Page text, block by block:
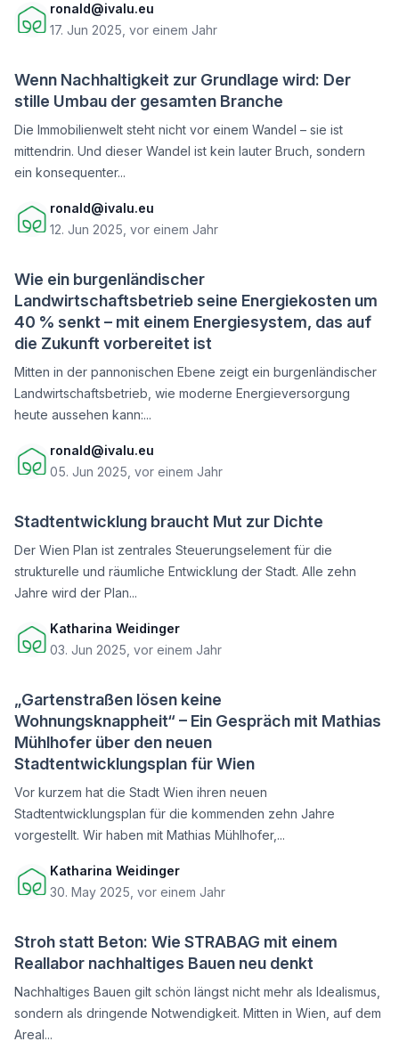
ronald@ivalu.eu
17. Jun 2025, vor einem Jahr
Wenn Nachhaltigkeit zur Grundlage wird: Der
stille Umbau der gesamten Branche
Die Immobilienwelt steht nicht vor einem Wandel – sie ist
mittendrin. Und dieser Wandel ist kein lauter Bruch, sondern
ein konsequenter...
ronald@ivalu.eu
12. Jun 2025, vor einem Jahr
Wie ein burgenländischer
Landwirtschaftsbetrieb seine Energiekosten um
40 % senkt – mit einem Energiesystem, das auf
die Zukunft vorbereitet ist
Mitten in der pannonischen Ebene zeigt ein burgenländischer
Landwirtschaftsbetrieb, wie moderne Energieversorgung
heute aussehen kann:...
ronald@ivalu.eu
05. Jun 2025, vor einem Jahr
Stadtentwicklung braucht Mut zur Dichte
Der Wien Plan ist zentrales Steuerungselement für die
strukturelle und räumliche Entwicklung der Stadt. Alle zehn
Jahre wird der Plan...
Katharina Weidinger
03. Jun 2025, vor einem Jahr
„Gartenstraßen lösen keine
Wohnungsknappheit“ – Ein Gespräch mit Mathias
Mühlhofer über den neuen
Stadtentwicklungsplan für Wien
Vor kurzem hat die Stadt Wien ihren neuen
Stadtentwicklungsplan für die kommenden zehn Jahre
vorgestellt. Wir haben mit Mathias Mühlhofer,...
Katharina Weidinger
30. May 2025, vor einem Jahr
Stroh statt Beton: Wie STRABAG mit einem
Reallabor nachhaltiges Bauen neu denkt
Nachhaltiges Bauen gilt schön längst nicht mehr als Idealismus,
sondern als dringende Notwendigkeit. Mitten in Wien, auf dem
Areal...